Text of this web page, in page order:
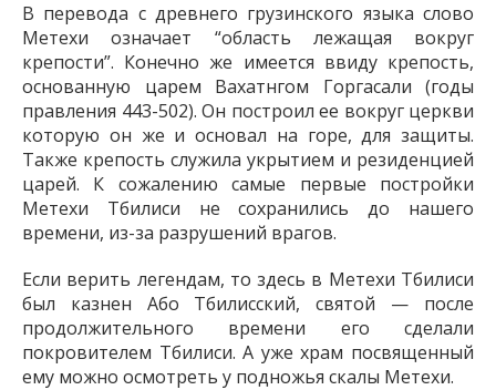
В перевода с древнего грузинского языка слово
Метехи означает “область лежащая вокруг
крепости”. Конечно же имеется ввиду крепость,
основанную царем Вахатнгом Горгасали (годы
правления 443-502). Он построил ее вокруг церкви
которую он же и основал на горе, для защиты.
Также крепость служила укрытием и резиденцией
царей. К сожалению самые первые постройки
Метехи Тбилиси не сохранились до нашего
времени, из-за разрушений врагов.
Если верить легендам, то здесь в Метехи Тбилиси
был казнен Або Тбилисский, святой — после
продолжительного времени его сделали
покровителем Тбилиси. А уже храм посвященный
ему можно осмотреть у подножья скалы Метехи.